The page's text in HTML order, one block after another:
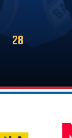
15